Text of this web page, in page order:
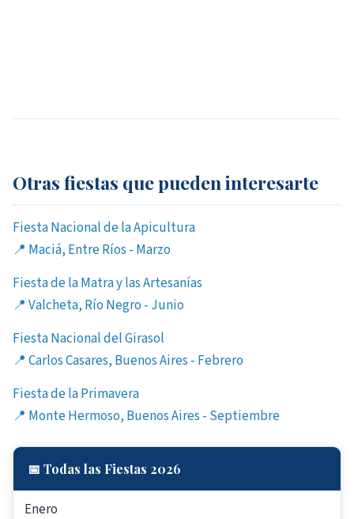
Otras fiestas que pueden interesarte
Fiesta Nacional de la Apicultura
📍 Maciá, Entre Ríos - Marzo
Fiesta de la Matra y las Artesanías
📍 Valcheta, Río Negro - Junio
Fiesta Nacional del Girasol
📍 Carlos Casares, Buenos Aires - Febrero
Fiesta de la Primavera
📍 Monte Hermoso, Buenos Aires - Septiembre
📅 Todas las Fiestas 2026
Enero